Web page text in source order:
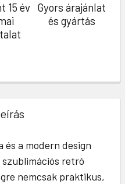
15 év Gyors árajánlat
és gyártás
és a modern design
retró
nemcsak praktikus,